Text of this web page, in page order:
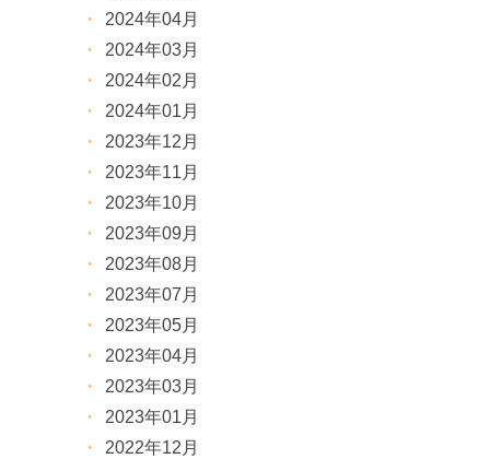
2024年04月
2024年03月
2024年02月
2024年01月
2023年12月
2023年11月
2023年10月
2023年09月
2023年08月
2023年07月
2023年05月
2023年04月
2023年03月
2023年01月
2022年12月